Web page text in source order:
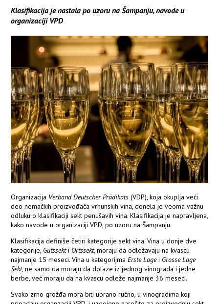
Klasifikacija je nastala po uzoru na Šampanju, navode u
organizaciji VPD
Organizacija Verband Deutscher Prädikats (VDP), koja okuplja veći
deo nemačkih proizvođača vrhunskih vina, donela je veoma važnu
odluku o klasifikaciji sekt penušavih vina. Klasifikacija je napravljena,
kako navode u organizaciji VPD, po uzoru na Šampanju.
Klasifikacija definiše četiri kategorije sekt vina. Vina u donje dve
kategorije, Gutssekti Ortssekt, moraju da odležavaju na kvascu
najmanje 15 meseci. Vina u kategorijma Erste Lagei Grosse Lage
Sekt, ne samo da moraju da dolaze iz jednog vinograda i jedne
berbe, već moraju da na kvascu odleže najmanje 36 meseci.
Svako zrno grožđa mora biti ubrano ručno, u vinogradima koji